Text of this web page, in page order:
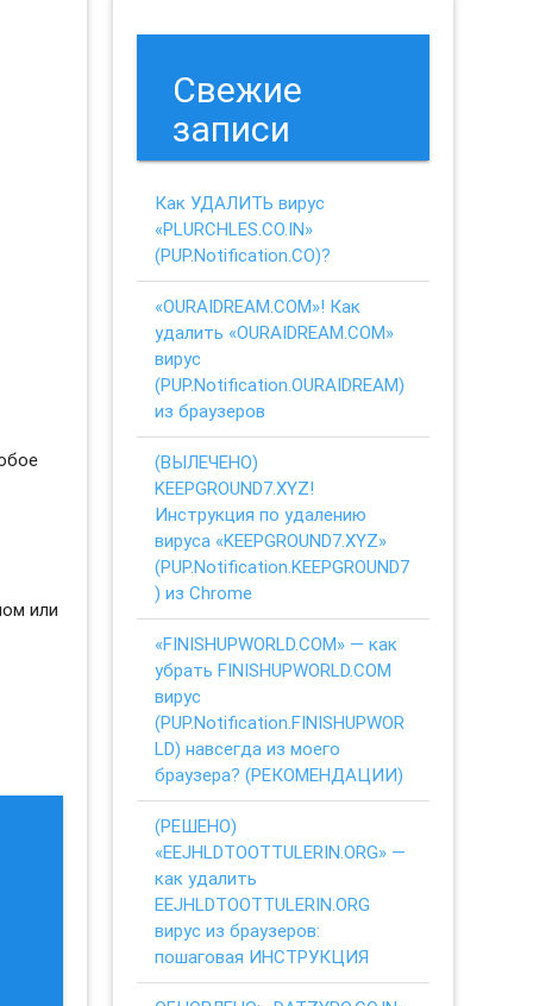
или
Свежие
записи
Как УДАЛИТЬ вирус
«PLURCHLES.CO.IN»
(PUP.Notification.CO)?
«OURAIDREAM.COM»! Как
удалить «OURAIDREAM.COM»
вирус
(PUP.Notification.OURAIDREAM)
из браузеров
(ВЫЛЕЧЕНО)
KEEPGROUND7.XYZ!
Инструкция по удалению
вируса «KEEPGROUND7.XYZ»
(PUP.Notification.KEEPGROUND7
) из Chrome
«FINISHUPWORLD.COM» — как
убрать FINISHUPWORLD.COM
вирус
(PUP.Notification.FINISHUPWOR
LD) навсегда из моего
браузера? (РЕКОМЕНДАЦИИ)
(РЕШЕНО)
«EEJHLDTOOTTULERIN.ORG» —
как удалить
EEJHLDTOOTTULERIN.ORG
вирус из браузеров:
пошаговая ИНСТРУКЦИЯ